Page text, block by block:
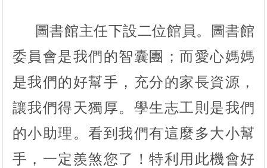
圖書館主任下設二位館員。圖書館
委員會是我們的智囊團；而愛心媽媽
是我們的好幫手，充分的家長資源，
讓我們得天獨厚。學生志工則是我們
的小助理。看到我們有這麼多大小幫
手，一定羨煞您了！特利用此機會好